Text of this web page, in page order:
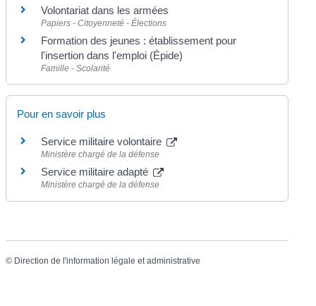
Volontariat dans les armées
Papiers - Citoyenneté - Élections
Formation des jeunes : établissement pour
l'insertion dans l'emploi (Épide)
Famille - Scolarité
Pour en savoir plus
Service militaire volontaire
Ministère chargé de la défense
Service militaire adapté
Ministère chargé de la défense
© Direction de l'information légale et administrative